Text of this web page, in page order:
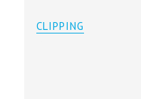
CLIPPING